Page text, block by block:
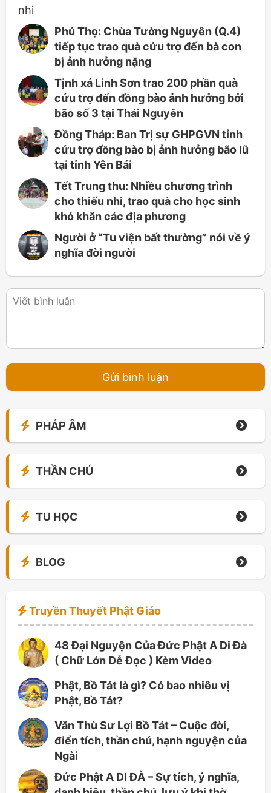
Phú Thọ: Chùa Tường Nguyên (Q.4)
tiếp tục trao quà cứu trợ đến bà con
bị ảnh hưởng nặng
Tịnh xá Linh Sơn trao 200 phần quà
cứu trợ đến đồng bào ảnh hưởng bởi
bão số 3 tại Thái Nguyên
Đồng Tháp: Ban Trị sự GHPGVN tỉnh
cứu trợ đồng bào bị ảnh hưởng bão lũ
tại tỉnh Yên Bái
Tết Trung thu: Nhiều chương trình
cho thiếu nhi, trao quà cho học sinh
khó khăn các địa phương
Người ở “Tu viện bất thường” nói về ý
nghĩa đời người
PHÁP ÂM
THẦN CHÚ
TU HỌC
BLOG
Truyền Thuyết Phật Giáo
48 Đại Nguyện Của Đức Phật A Di Đà
( Chữ Lớn Dễ Đọc ) Kèm Video
Phật, Bồ Tát là gì? Có bao nhiêu vị
Phật, Bồ Tát?
Văn Thù Sư Lợi Bồ Tát – Cuộc đời,
điển tích, thần chú, hạnh nguyện của
Ngài
Đức Phật A DI ĐÀ – Sự tích, ý nghĩa,